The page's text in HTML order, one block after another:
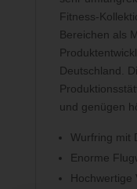
Fitness-
Bereichen als
Deutschland.
und genügen
Wurfring mit
Enorme
Hochwertige